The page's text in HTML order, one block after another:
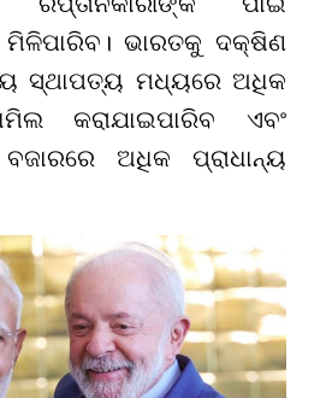
ମିଳିପାରିବ। ଭାରତକୁ ଦକ୍ଷିଣ
ସ୍ଥାପତ୍ୟ ମଧ୍ୟରେ ଅଧିକ
କରାଯାଇପାରିବ ଏବଂ
ଅଧିକ ପ୍ରାଧାନ୍ୟ